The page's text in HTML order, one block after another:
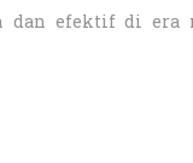
dan efektif di era